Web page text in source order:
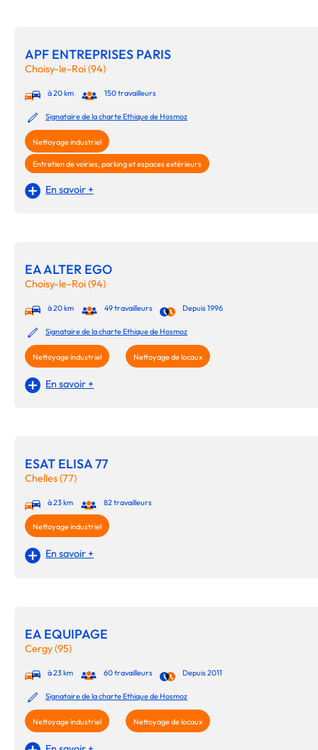
APF ENTREPRISES PARIS
Choisy-le-Roi (94)
à 20 km 150 travailleurs
Signataire de la charte Ethique de Hosmoz
Nettoyage industriel
Entretien de voiries, parking et espaces extérieurs
En savoir +
EA ALTER EGO
Choisy-le-Roi (94)
à 20 km 49 travailleurs Depuis 1996
Signataire de la charte Ethique de Hosmoz
Nettoyage industriel Nettoyage de locaux
En savoir +
ESAT ELISA 77
Chelles (77)
à 23 km 82 travailleurs
Nettoyage industriel
En savoir +
EA EQUIPAGE
Cergy (95)
à 23 km 60 travailleurs Depuis 2011
Signataire de la charte Ethique de Hosmoz
Nettoyage industriel Nettoyage de locaux